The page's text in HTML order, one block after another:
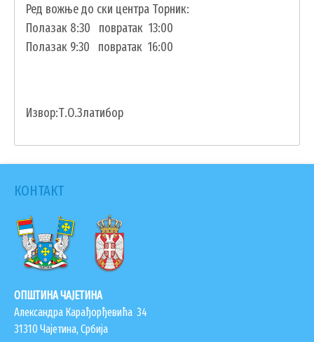
ДОКУМЕНТА
КОНТАКТИ
ЗАПОСЛЕНИ У ОПШТИНСКОЈ УПРАВИ
ВАЖНИ ТЕЛЕФОНИ
ПОСТАВИТЕ ПИТАЊЕ
Ред вожње до ски центра Торник:
Полазак 8:30 повратак 13:00
Полазак 9:30 повратак 16:00
Извор:Т.О.Златибор
КОНТАКТ
ОПШТИНА ЧАЈЕТИНА
Александра Карађорђевића 34
31310 Чајетина, Србија